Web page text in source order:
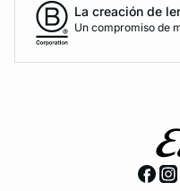
La creación de
Un compromiso de